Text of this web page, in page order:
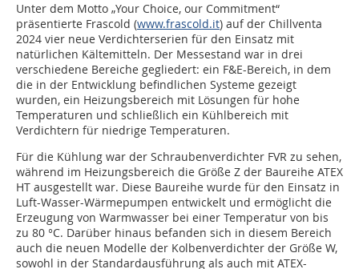
Unter dem Motto „Your Choice, our Commitment“
präsentierte ­Frascold (www.frascold.it) auf der Chillventa
2024 vier neue Verdichterserien für den Einsatz mit
natürlichen Kältemitteln. Der Messestand war in drei
verschiedene Bereiche gegliedert: ein F&E-Bereich, in dem
die in der Entwicklung befindlichen Systeme gezeigt
wurden, ein Heizungsbereich mit Lösungen für hohe
Temperaturen und schließlich ein Kühlbereich mit
Verdichtern für niedrige Temperaturen.
Für die Kühlung war der Schraubenverdichter FVR zu sehen,
während im Heizungsbereich die Größe Z der Baureihe ATEX
HT ausgestellt war. Diese Baureihe wurde für den Einsatz in
Luft-Wasser-Wärmepumpen entwickelt und ermöglicht die
Erzeugung von Warmwasser bei einer Temperatur von bis
zu 80 °C. Darüber hinaus befanden sich in diesem Bereich
auch die neuen Modelle der Kolbenverdichter der Größe W,
sowohl in der Standardausführung als auch mit ATEX-